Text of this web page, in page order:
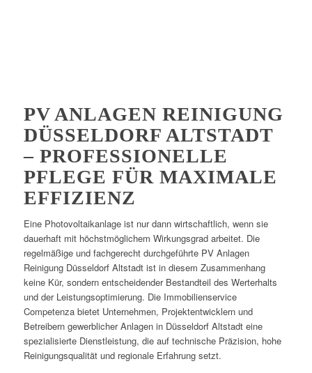
PV ANLAGEN REINIGUNG
DÜSSELDORF ALTSTADT
– PROFESSIONELLE
PFLEGE FÜR MAXIMALE
EFFIZIENZ
Eine Photovoltaikanlage ist nur dann wirtschaftlich, wenn sie
dauerhaft mit höchstmöglichem Wirkungsgrad arbeitet. Die
regelmäßige und fachgerecht durchgeführte PV Anlagen
Reinigung Düsseldorf Altstadt ist in diesem Zusammenhang
keine Kür, sondern entscheidender Bestandteil des Werterhalts
und der Leistungsoptimierung. Die Immobilienservice
Competenza bietet Unternehmen, Projektentwicklern und
Betreibern gewerblicher Anlagen in Düsseldorf Altstadt eine
spezialisierte Dienstleistung, die auf technische Präzision, hohe
Reinigungsqualität und regionale Erfahrung setzt.